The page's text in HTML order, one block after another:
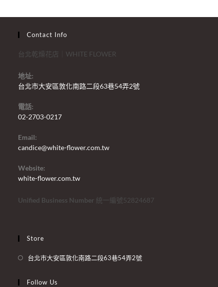
Contact Info
台北乾燥花店｜WHITE FLOWER
地址:
台北市大安區敦化南路二段63巷54弄2號
電話:
02-2703-0217
Email:
candice@white-flower.com.tw
Website:
white-flower.com.tw
Unified Business Number 統一編號52824687
Store
台北市大安區敦化南路二段63巷54弄2號
Follow Us